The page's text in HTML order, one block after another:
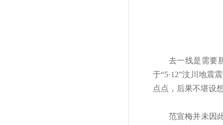
去一线是需要
于“5·12”汶川地震
点点，后果不堪
范宣梅并未因